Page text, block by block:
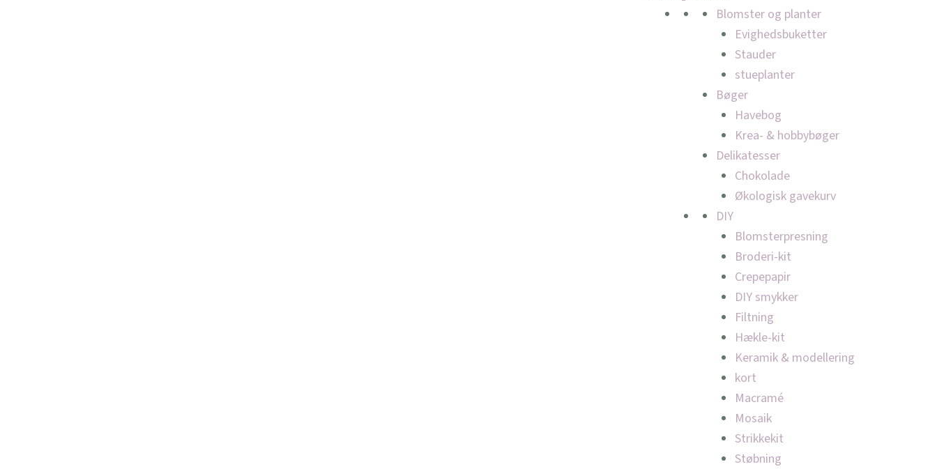
Blomster og planter
Evighedsbuketter
Stauder
stueplanter
Bøger
Havebog
Krea- & hobbybøger
Delikatesser
Chokolade
Økologisk gavekurv
DIY
Blomsterpresning
Broderi-kit
Crepepapir
DIY smykker
Filtning
Hækle-kit
Keramik & modellering
kort
Macramé
Mosaik
Strikkekit
Støbning